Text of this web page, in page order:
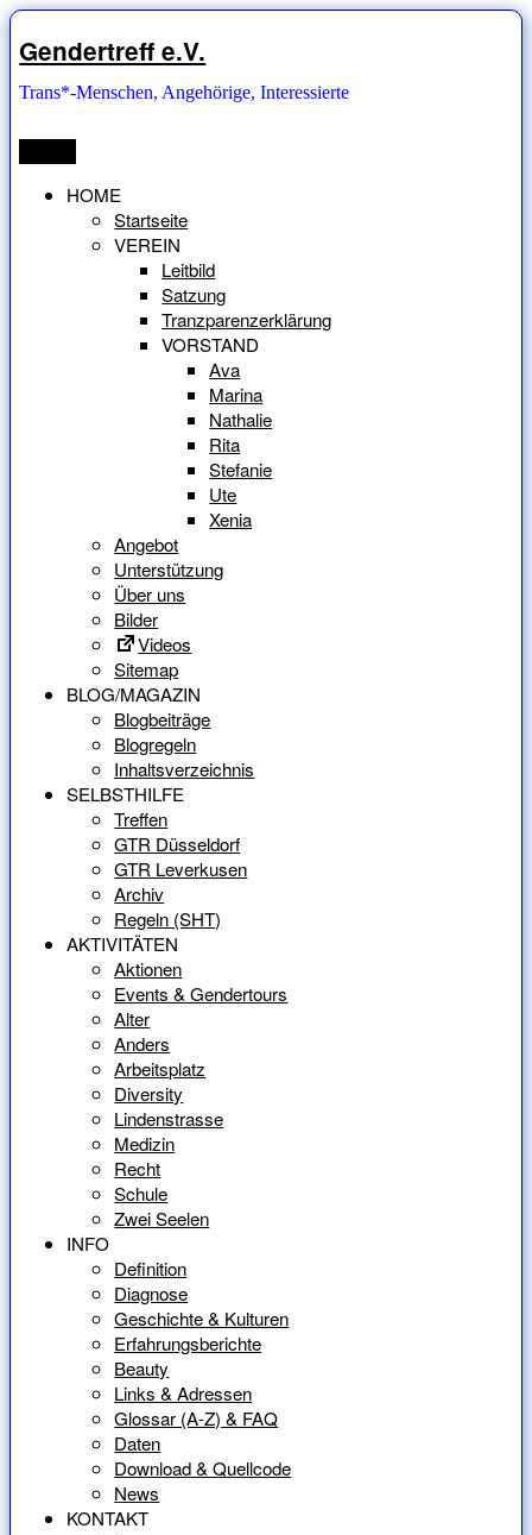
Zum
Inhalt
springen
Gendertreff e.V.
Trans*-Menschen, Angehörige, Interessierte
HOME
Startseite
VEREIN
Leitbild
Satzung
Tranzparenzerklärung
VORSTAND
Ava
Marina
Nathalie
Rita
Stefanie
Ute
Xenia
Angebot
Unterstützung
Über uns
Bilder
Videos
Sitemap
BLOG/MAGAZIN
Blogbeiträge
Blogregeln
Inhaltsverzeichnis
SELBSTHILFE
Treffen
GTR Düsseldorf
GTR Leverkusen
Archiv
Regeln (SHT)
AKTIVITÄTEN
Aktionen
Events & Gendertours
Alter
Anders
Arbeitsplatz
Diversity
Lindenstrasse
Medizin
Recht
Schule
Zwei Seelen
INFO
Definition
Diagnose
Geschichte & Kulturen
Erfahrungsberichte
Beauty
Links & Adressen
Glossar (A-Z) & FAQ
Daten
Download & Quellcode
News
KONTAKT